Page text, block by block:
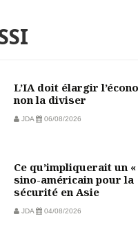
L’IA doit élargir
non la diviser
JDA 06/08/2026
Ce qu’impliquerait un «
sino-américain pour la
sécurité en Asie
JDA 04/08/2026